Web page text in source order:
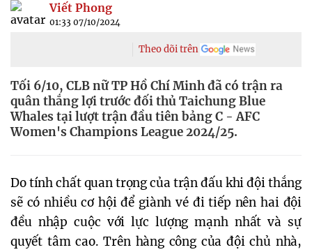
Viết Phong
01:33 07/10/2024
Theo dõi trên
Tối 6/10, CLB nữ TP Hồ Chí Minh đã có trận ra
quân thắng lợi trước đối thủ Taichung Blue
Whales tại lượt trận đầu tiên bảng C - AFC
Women's Champions League 2024/25.
Do tính chất quan trọng của trận đấu khi đội thắng
sẽ có nhiều cơ hội để giành vé đi tiếp nên hai đội
đều nhập cuộc với lực lượng mạnh nhất và sự
quyết tâm cao. Trên hàng công của đội chủ nhà,